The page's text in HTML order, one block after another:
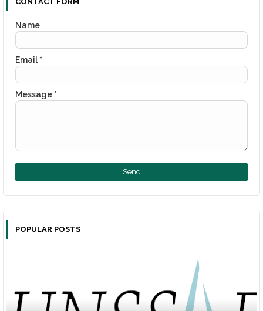
Name
Email *
Message *
POPULAR POSTS